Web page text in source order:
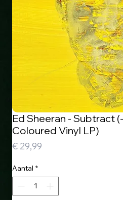
Ed Sheeran - Subtract
Coloured Vinyl LP)
€ 29,99
Aantal *